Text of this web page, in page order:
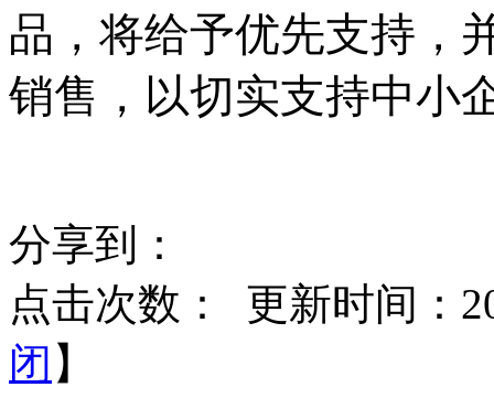
品，将给予优先支持，
销售，以切实支持中小
分享到：
点击次数：
更新时间：
闭 】